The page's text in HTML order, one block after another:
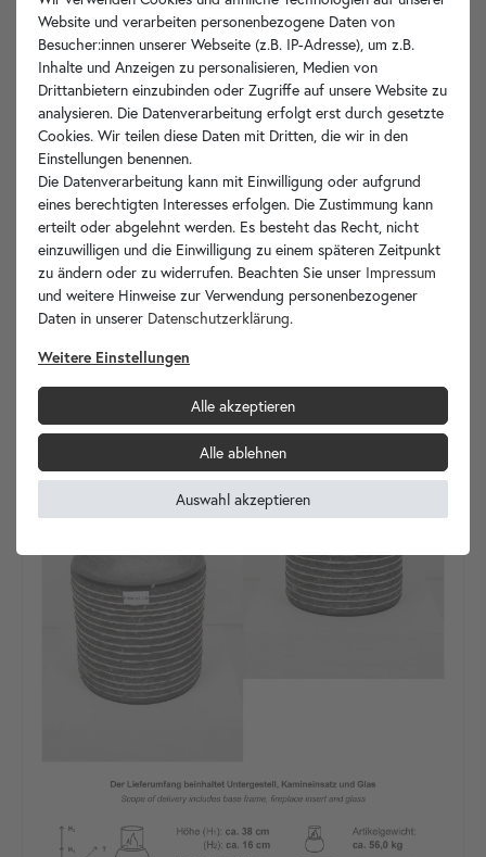
UnikatFMBMa1.146 in den Warenkorb
Website und verarbeiten personenbezogene Daten von
Besucher:innen unserer Webseite (z.B. IP-Adresse), um z.B.
Inhalte und Anzeigen zu personalisieren, Medien von
Drittanbietern einzubinden oder Zugriffe auf unsere Website zu
analysieren. Die Datenverarbeitung erfolgt erst durch gesetzte
Cookies. Wir teilen diese Daten mit Dritten, die wir in den
Einstellungen benennen.
Die Datenverarbeitung kann mit Einwilligung oder aufgrund
eines berechtigten Interesses erfolgen. Die Zustimmung kann
erteilt oder abgelehnt werden. Es besteht das Recht, nicht
einzuwilligen und die Einwilligung zu einem späteren Zeitpunkt
zu ändern oder zu widerrufen. Beachten Sie unser Impressum
und weitere Hinweise zur Verwendung personenbezogener
Daten in unserer Daten­schutz­erklärung.
Weitere Einstellungen
Alle akzeptieren
Alle ablehnen
Auswahl akzeptieren